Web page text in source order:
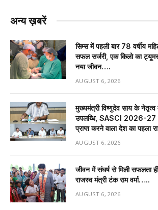
अन्य ख़बरें
सिम्स में पहली बार 78 वर्षीय
सफल सर्जरी, एक किलो का ट्यूमर
नया जीवन….
AUGUST 6, 2026
मुख्यमंत्री विष्णुदेव साय के नेतृत्व
उपलब्धि, SASCI 2026-27 के
प्राप्त करने वाला देश का पहला
AUGUST 6, 2026
जीवन में संघर्ष से मिली सफलता
राजस्व मंत्री टंक राम वर्मा…..
AUGUST 6, 2026